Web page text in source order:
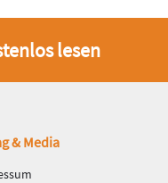
lesen
& Media